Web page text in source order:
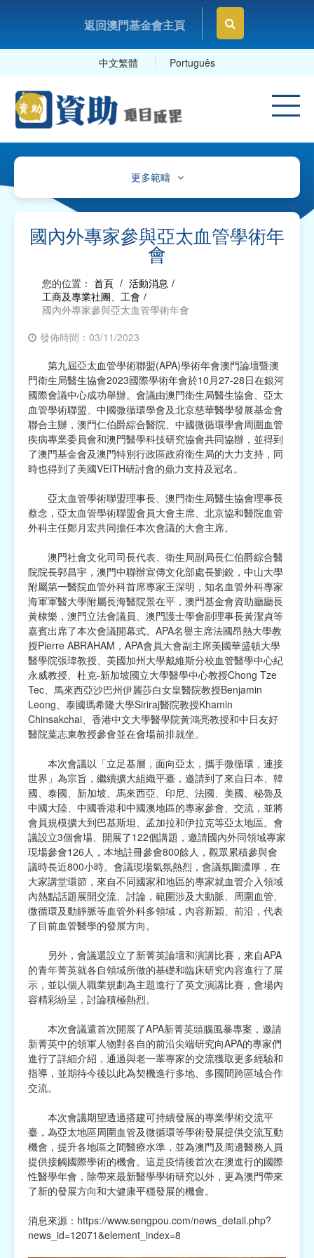
返回澳門基金會主頁
中文繁體 Português
更多範疇
文化、體育及康樂
教育及研究
社會服務
工商及專業社團、工會
宗教
慈善中介及志願活動推廣
公民社團及同鄉會
國際
其他
國內外專家參與亞太血管學術年
會
您的位置： 首頁 / 活動消息 /
工商及專業社團、工會 /
國內外專家參與亞太血管學術年會
發佈時間：03/11/2023
第九屆亞太血管學術聯盟(APA)學術年會澳門論壇暨澳
門衛生局醫生協會2023國際學術年會於10月27-28日在銀河
國際會議中心成功舉辦。會議由澳門衛生局醫生協會、亞太
血管學術聯盟、中國微循環學會及北京慈華醫學發展基金會
聯合主辦，澳門仁伯爵綜合醫院、中國微循環學會周圍血管
疾病專業委員會和澳門醫學科技研究協會共同協辦，並得到
了澳門基金會及澳門特別行政區政府衛生局的大力支持，同
時也得到了美國VEITH研討會的鼎力支持及冠名。
亞太血管學術聯盟理事長、澳門衛生局醫生協會理事長
蔡念，亞太血管學術聯盟會員大會主席、北京協和醫院血管
外科主任鄭月宏共同擔任本次會議的大會主席。
澳門社會文化司司長代表、衛生局副局長仁伯爵綜合醫
院院長郭昌宇，澳門中聯辦宣傳文化部處長劉銳，中山大學
附屬第一醫院血管外科首席專家王深明，知名血管外科專家
海軍軍醫大學附屬長海醫院景在平，澳門基金會資助廳廳長
黃棣樂，澳門立法會議員、澳門護士學會副理事長黃潔貞等
嘉賓出席了本次會議開幕式。APA名譽主席法國昂熱大學教
授Pierre ABRAHAM，APA會員大會副主席美國華盛頓大學
醫學院張瑋教授、美國加州大學戴維斯分校血管醫學中心紀
永威教授、杜克-新加坡國立大學醫學中心教授Chong Tze
Tec、馬來西亞沙巴州伊麗莎白女皇醫院教授Benjamin
Leong、泰國瑪希隆大學Siriraj醫院教授Khamin
Chinsakchai、香港中文大學醫學院黃鴻亮教授和中日友好
醫院葉志東教授參會並在會場前排就坐。
本次會議以「立足基層，面向亞太，攜手微循環，連接
世界」為宗旨，繼續擴大組織平臺，邀請到了來自日本、韓
國、泰國、新加坡、馬來西亞、印尼、法國、美國、秘魯及
中國大陸、中國香港和中國澳地區的專家參會、交流，並將
會員規模擴大到巴基斯坦、孟加拉和伊拉克等亞太地區。會
議設立3個會場、開展了122個講題，邀請國內外同領域專家
現場參會126人，本地註冊參會800餘人，觀眾累積參與會
議時長近800小時。會議現場氣氛熱烈，會議氛圍濃厚，在
大家講堂環節，來自不同國家和地區的專家就血管介入領域
內熱點話題展開交流、討論，範圍涉及大動脈、周圍血管、
微循環及動靜脈等血管外科多領域，內容新穎、前沿，代表
了目前血管醫學的發展方向。
另外，會議還設立了新菁英論壇和演講比賽，來自APA
的青年菁英就各自領域所做的基礎和臨床研究內容進行了展
示，並以個人職業規劃為主題進行了英文演講比賽，會場內
容精彩紛呈，討論積極熱烈。
本次會議還首次開展了APA新菁英頭腦風暴專案，邀請
新菁英中的領軍人物對各自的前沿尖端研究向APA的專家們
進行了詳細介紹，通過與老一輩專家的交流獲取更多經驗和
指導，並期待今後以此為契機進行多地、多國間跨區域合作
交流。
本次會議期望透過搭建可持續發展的專業學術交流平
臺，為亞太地區周圍血管及微循環等學術發展提供交流互動
機會，提升各地區之間醫療水準，並為澳門及周邊醫務人員
提供接觸國際學術的機會。這是疫情後首次在澳進行的國際
性醫學年會，除帶來最新醫學學術研究以外，更為澳門帶來
了新的發展方向和大健康平穩發展的機會。
消息來源： https://www.sengpou.com/news_detail.php?
news_id=12071&element_index=8